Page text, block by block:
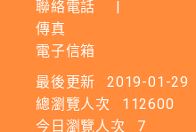
聯絡電話
|
傳真
電子信箱
最後更新
2019-01-29
總瀏覽人次
112600
今日瀏覽人次
7